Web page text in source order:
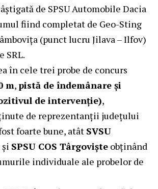
de SPSU Automobile Dacia
fiind completat de Geo-Sting
(punct lucru Jilava – Ilfov)
SRL.
în cele trei probe de concurs
m,pistă de îndemânare şi
de intervenție),
de reprezentanții județului
foarte bune, atât SVSU
SPSU COS Târgoviște obținând
individuale ale probelor de